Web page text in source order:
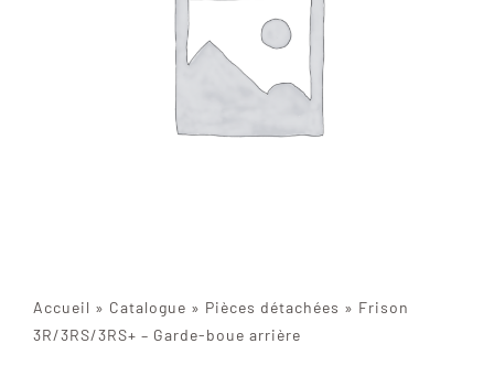
Accueil » Catalogue » Pièces détachées » Frison
3R/3RS/3RS+ – Garde-boue arrière